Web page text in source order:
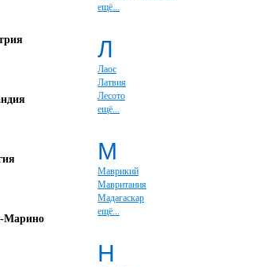
Марино
ещё...
Л
Лаос
Латвия
Лесото
ещё...
М
Маврикий
Мавритания
Мадагаскар
ещё...
Н